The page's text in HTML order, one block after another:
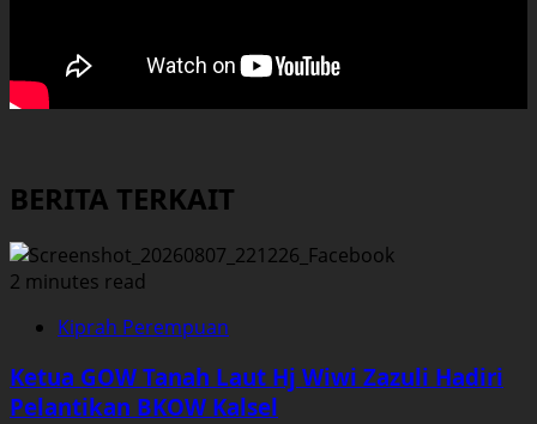
BERITA TERKAIT
2 minutes read
Kiprah Perempuan
Ketua GOW Tanah Laut Hj Wiwi Zazuli Hadiri
Pelantikan BKOW Kalsel